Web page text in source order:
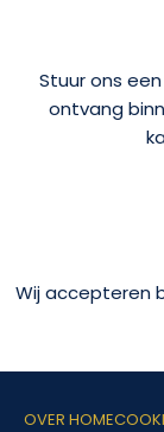
Stuur ons
ontvang
Wij accepteren
OVER